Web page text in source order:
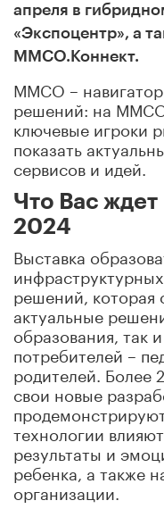
апреля в
«Экспоцентр», а
ММСО.Коннект.
ММСО –
решений: на
ключевые игроки
показать
сервисов и идей.
Что Вас
2024
Выставка
решений,
актуальные
образования, так
потребителей –
родителей. Более
свои новые
технологии
результаты и
ребенка, а также
организации.